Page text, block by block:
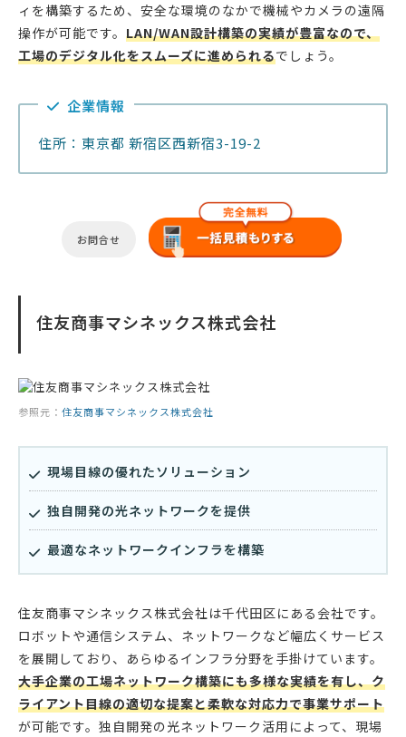
ィを構築するため、安全な環境のなかで機械やカメラの遠隔
操作が可能です。 LAN/WAN設計構築の実績が豊富なので、
工場のデジタル化をスムーズに進められるでしょう。
企業情報
住所：東京都 新宿区西新宿3-19-2
お問合せ
住友商事マシネックス株式会社
参照元： 住友商事マシネックス株式会社
現場目線の優れたソリューション
独自開発の光ネットワークを提供
最適なネットワークインフラを構築
住友商事マシネックス株式会社は千代田区にある会社です。
ロボットや通信システム、ネットワークなど幅広くサービス
を展開しており、あらゆるインフラ分野を手掛けています。
大手企業の工場ネットワーク構築にも多様な実績を有し、ク
ライアント目線の適切な提案と柔軟な対応力で事業サポート
が可能です。独自開発の光ネットワーク活用によって、現場